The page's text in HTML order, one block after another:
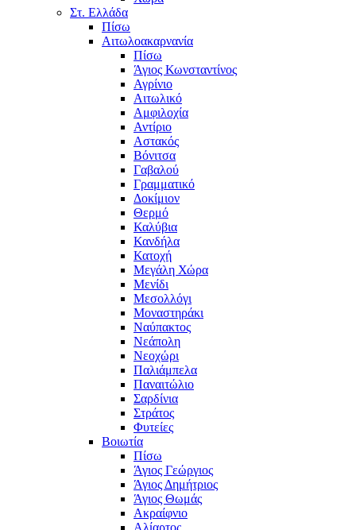
Στ. Ελλάδα
Πίσω
Αιτωλοακαρνανία
Πίσω
Άγιος Κωνσταντίνος
Αγρίνιο
Αιτωλικό
Αμφιλοχία
Αντίριο
Αστακός
Βόνιτσα
Γαβαλού
Γραμματικό
Δοκίμιον
Θερμό
Καλύβια
Κανδήλα
Κατοχή
Μεγάλη Χώρα
Μενίδι
Μεσολλόγι
Μοναστηράκι
Ναύπακτος
Νεάπολη
Νεοχώρι
Παλιάμπελα
Παναιτώλιο
Σαρδίνια
Στράτος
Φυτείες
Βοιωτία
Πίσω
Άγιος Γεώργιος
Άγιος Δημήτριος
Άγιος Θωμάς
Ακραίφνιο
Αλίαρτος